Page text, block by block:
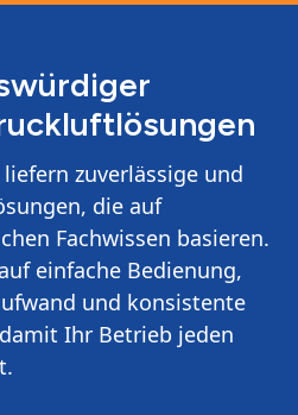
zuverlässige und
die auf
Fachwissen basieren.
einfache Bedienung,
und konsistente
Ihr Betrieb jeden